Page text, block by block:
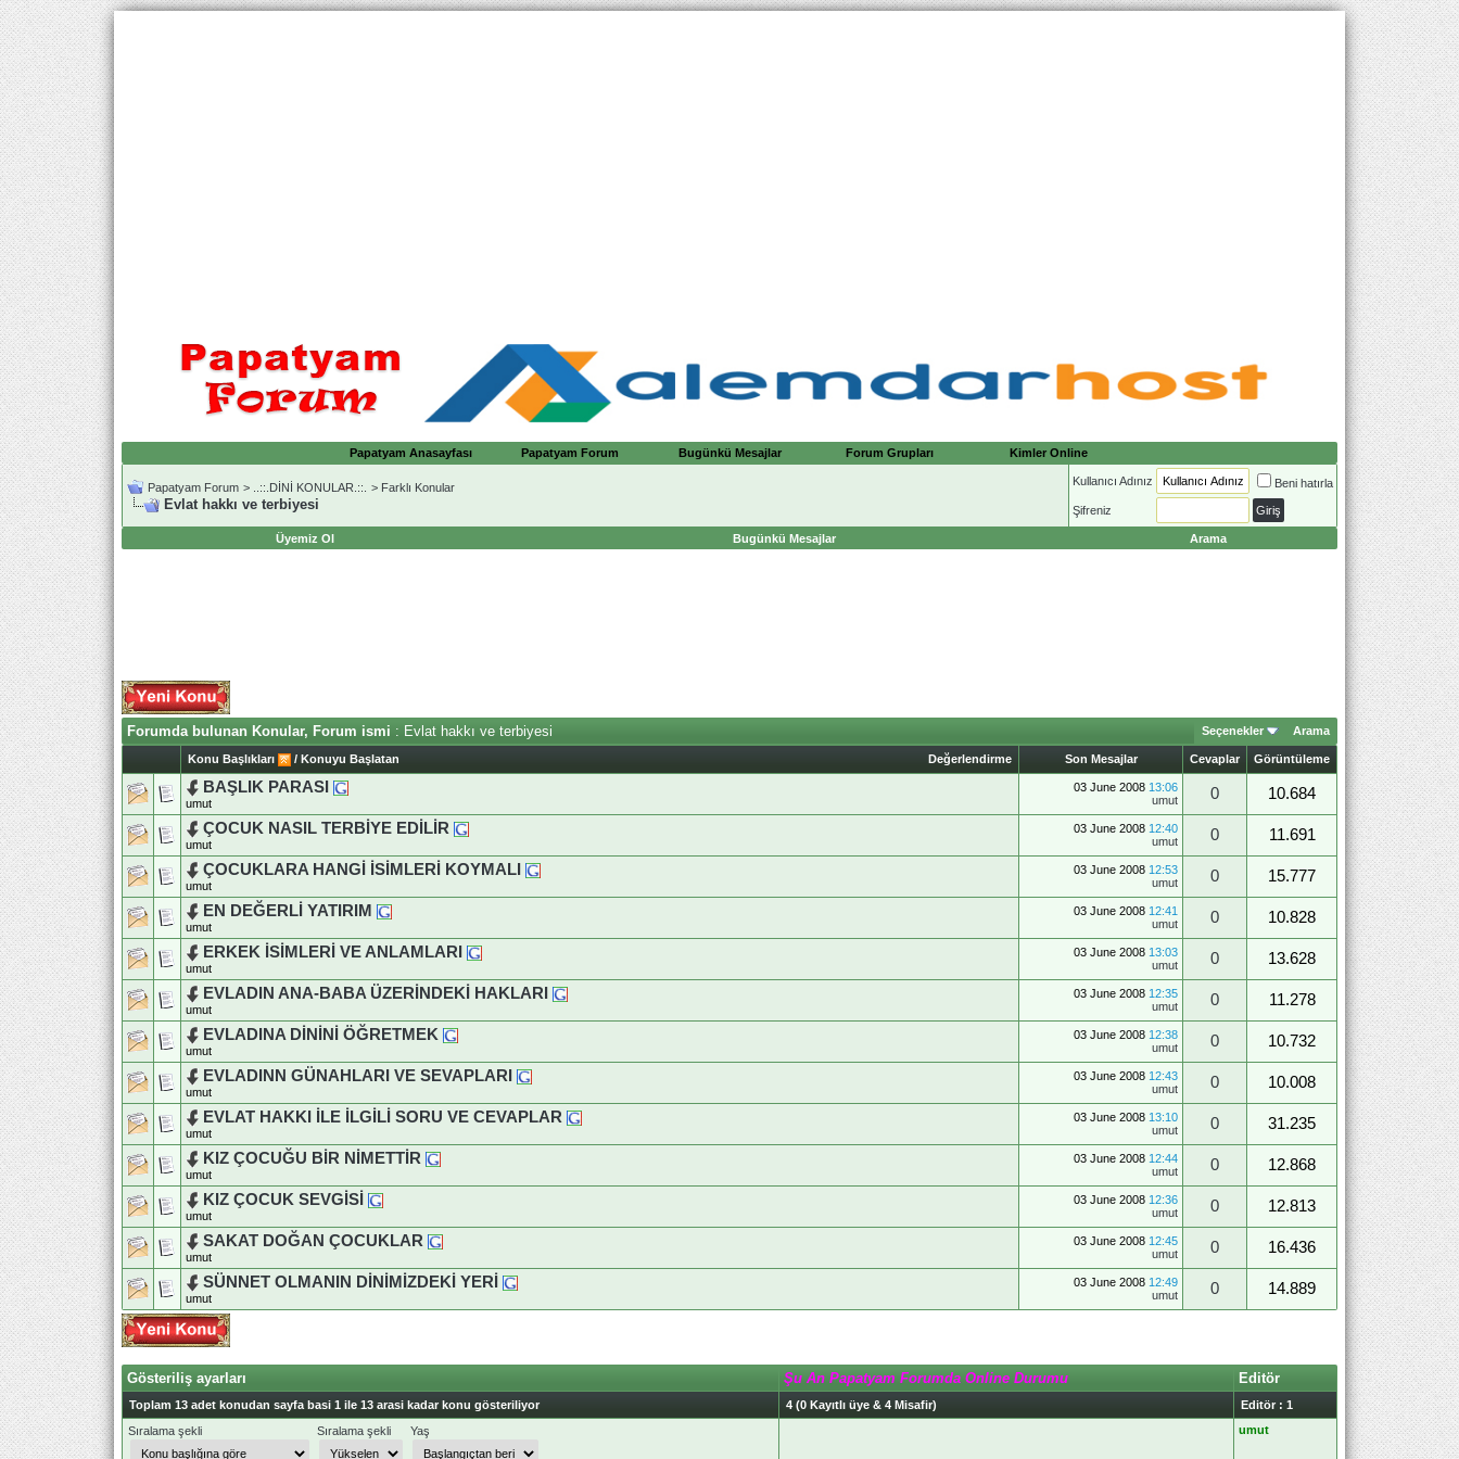
Papatyam Anasayfası Papatyam Forum Bugünkü Mesajlar Forum Grupları Kimler Online
Papatyam Forum > ..::.DİNİ KONULAR.::. > Farklı Konular
Evlat hakkı ve terbiyesi
Kullanıcı Adınız Beni hatırla
Şifreniz
Üyemiz Ol Bugünkü Mesajlar Arama
Forumda bulunan Konular, Forum ismi : Evlat hakkı ve terbiyesi Seçenekler Arama
Değerlendirme
Konu Başlıkları / Konuyu Başlatan Son Mesajlar Cevaplar Görüntüleme
BAŞLIK PARASI
umut
03 June 2008 13:06
umut
0
10.684
ÇOCUK NASIL TERBİYE EDİLİR
umut
03 June 2008 12:40
umut
0
11.691
ÇOCUKLARA HANGİ İSİMLERİ KOYMALI
umut
03 June 2008 12:53
umut
0
15.777
EN DEĞERLİ YATIRIM
umut
03 June 2008 12:41
umut
0
10.828
ERKEK İSİMLERİ VE ANLAMLARI
umut
03 June 2008 13:03
umut
0
13.628
EVLADIN ANA-BABA ÜZERİNDEKİ HAKLARI
umut
03 June 2008 12:35
umut
0
11.278
EVLADINA DİNİNİ ÖĞRETMEK
umut
03 June 2008 12:38
umut
0
10.732
EVLADINN GÜNAHLARI VE SEVAPLARI
umut
03 June 2008 12:43
umut
0
10.008
EVLAT HAKKI İLE İLGİLİ SORU VE CEVAPLAR
umut
03 June 2008 13:10
umut
0
31.235
KIZ ÇOCUĞU BİR NİMETTİR
umut
03 June 2008 12:44
umut
0
12.868
KIZ ÇOCUK SEVGİSİ
umut
03 June 2008 12:36
umut
0
12.813
SAKAT DOĞAN ÇOCUKLAR
umut
03 June 2008 12:45
umut
0
16.436
SÜNNET OLMANIN DİNİMİZDEKİ YERİ
umut
03 June 2008 12:49
umut
0 14.889
Gösteriliş ayarları Şu An Papatyam Forumda Online Durumu Editör
Toplam 13 adet konudan sayfa basi 1 ile 13 arasi kadar konu gösteriliyor 4 (0 Kayıtlı üye & 4 Misafir)
Editör : 1
Sıralama şekli
Sıralama şekli Yaş umut